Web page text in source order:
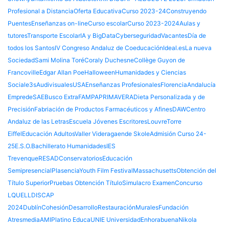
Profesional a DistanciaOferta EducativaCurso 2023-24Construyendo
PuentesEnseñanzas on-lineCurso escolarCurso 2023-2024Aulas y
tutoresTransporte EscolarIA y BigDataCyberseguridadVacantesDía de
todos los SantosIV Congreso Andaluz de CoeducaciónIdeal.esLa nueva
SociedadSami Molina ToréCoraly DuchesneCollège Guyon de
FrancovilleEdgar Allan PoeHalloweenHumanidades y Ciencias
Sociale3sAudivisualesUSAEnseñanzas ProfesionalesFlorenciaAndalucía
EmpredeSAEBusco ExtraFAMPAPRIMAVERADieta Personalizada y de
PrecisiónFabriación de Productos Farmacéuticos y AfinesDAWCentro
Andaluz de las LetrasEscuela Jóvenes EscritoresLouvreTorre
EiffelEducación AdultosValler Videragaende SkoleAdmisión Curso 24-
25E.S.O.Bachillerato HumanidadesIES
TrevenqueRESADConservatoriosEducación
SemipresencialPlasenciaYouth Film FestivalMassachusettsObtención del
Título SuperiorPruebas Obtención TítuloSimulacro ExamenConcurso
LQUELLDISCAP
2024DublínCohesiónDesarrolloRestauraciónMuralesFundación
AtresmediaAMIPlatino EducaUNIE UniversidadEnhorabuenaNikola